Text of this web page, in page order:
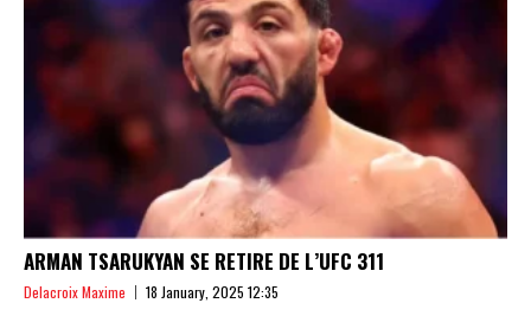
ARMAN TSARUKYAN SE RETIRE DE L’UFC 311
Delacroix Maxime 18 January, 2025 12:35